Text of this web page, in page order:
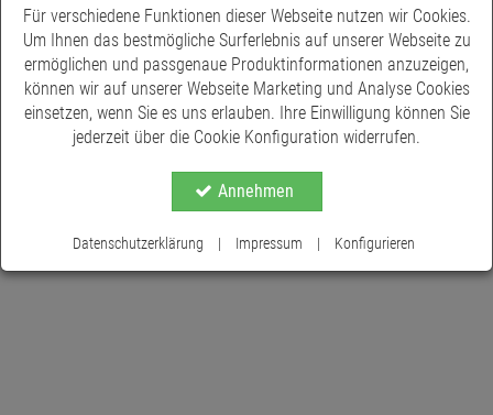
nicht nur für eine stimmungsvolle Tischdeko im Landhaus- oder
Vintagestil an. Ob Geburtstag, Hochzeit oder für jahreszeitliche
Dekoration - die Einsatzmöglichkeiten sind unendlich. Bei 30 °C
Feinwäsche waschbar. Das Band hat eine Breite von 30 cm, auf
der Rolle befinden sich 5 Meter.
Für verschiedene Funktionen dieser Webseite nutzen wir Cookies.
Um Ihnen das bestmögliche Surferlebnis auf unserer Webseite zu
ermöglichen und passgenaue Produktinformationen anzuzeigen,
können wir auf unserer Webseite Marketing und Analyse Cookies
einsetzen, wenn Sie es uns erlauben. Ihre Einwilligung können Sie
jederzeit über die Cookie Konfiguration widerrufen.
Annehmen
Datenschutzerklärung | Impressum | Konfigurieren